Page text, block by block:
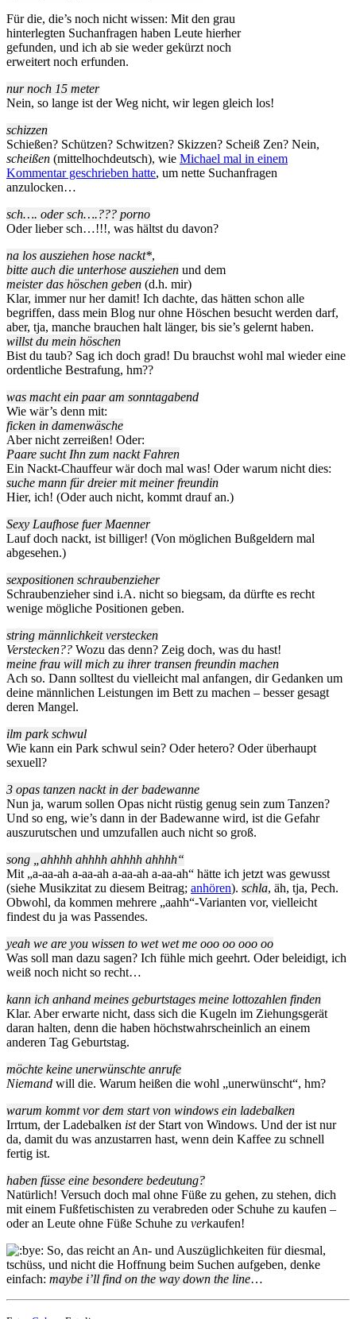
Für die, die’s noch nicht wissen: Mit den grau
hinterlegten Suchanfragen haben Leute hierher
gefunden, und ich ab sie weder gekürzt noch
erweitert noch erfunden.
nur noch 15 meter
Nein, so lange ist der Weg nicht, wir legen gleich los!
schizzen
Schießen? Schützen? Schwitzen? Skizzen? Scheiß Zen? Nein,
scheißen (mittelhochdeutsch), wie Michael mal in einem
Kommentar geschrieben hatte, um nette Suchanfragen
anzulocken…
sch…. oder sch….??? porno
Oder lieber sch…!!!, was hältst du davon?
na los ausziehen hose nackt*,
bitte auch die unterhose ausziehen und dem
meister das höschen geben (d.h. mir)
Klar, immer nur her damit! Ich dachte, das hätten schon alle
begriffen, dass mein Blog nur ohne Höschen besucht werden darf,
aber, tja, manche brauchen halt länger, bis sie’s gelernt haben.
willst du mein höschen
Bist du taub? Sag ich doch grad! Du brauchst wohl mal wieder eine
ordentliche Bestrafung, hm??
was macht ein paar am sonntagabend
Wie wär’s denn mit:
ficken in damenwäsche
Aber nicht zerreißen! Oder:
Paare sucht Ihn zum nackt Fahren
Ein Nackt-Chauffeur wär doch mal was! Oder warum nicht dies:
suche mann für dreier mit meiner freundin
Hier, ich! (Oder auch nicht, kommt drauf an.)
Sexy Laufhose fuer Maenner
Lauf doch nackt, ist billiger! (Von möglichen Bußgeldern mal
abgesehen.)
sexpositionen schraubenzieher
Schraubenzieher sind i.A. nicht so biegsam, da dürfte es recht
wenige mögliche Positionen geben.
string männlichkeit verstecken
Verstecken?? Wozu das denn? Zeig doch, was du hast!
meine frau will mich zu ihrer transen freundin machen
Ach so. Dann solltest du vielleicht mal anfangen, dir Gedanken um
deine männlichen Leistungen im Bett zu machen – besser gesagt
deren Mangel.
ilm park schwul
Wie kann ein Park schwul sein? Oder hetero? Oder überhaupt
sexuell?
3 opas tanzen nackt in der badewanne
Nun ja, warum sollen Opas nicht rüstig genug sein zum Tanzen?
Und so eng, wie’s dann in der Badewanne wird, ist die Gefahr
auszurutschen und umzufallen auch nicht so groß.
song „ahhhh ahhhh ahhhh ahhhh“
Mit „a-aa-ah a-aa-ah a-aa-ah a-aa-ah“ hätte ich jetzt was gewusst
(siehe Musikzitat zu diesem Beitrag; anhören). schla, äh, tja, Pech.
Obwohl, da kommen mehrere „aahh“-Varianten vor, vielleicht
findest du ja was Passendes.
yeah we are you wissen to wet wet me ooo oo ooo oo
Was soll man dazu sagen? Ich fühle mich geehrt. Oder beleidigt, ich
weiß noch nicht so recht…
kann ich anhand meines geburtstages meine lottozahlen finden
Klar. Aber erwarte nicht, dass sich die Kugeln im Ziehungsgerät
daran halten, denn die haben höchstwahrscheinlich an einem
anderen Tag Geburtstag.
möchte keine unerwünschte anrufe
Niemand will die. Warum heißen die wohl „unerwünscht“, hm?
warum kommt vor dem start von windows ein ladebalken
Irrtum, der Ladebalken istder Start von Windows. Und der ist nur
da, damit du was anzustarren hast, wenn dein Kaffee zu schnell
fertig ist.
haben füsse eine besondere bedeutung?
Natürlich! Versuch doch mal ohne Füße zu gehen, zu stehen, dich
mit einem Fußfetischisten zu verabreden oder Schuhe zu kaufen –
oder an Leute ohne Füße Schuhe zu verkaufen!
So, das reicht an An- und Auszüglichkeiten für diesmal,
tschüss, und nicht die Hoffnung beim Suchen aufgeben, denke
einfach: maybe i’ll find on the way down the line…